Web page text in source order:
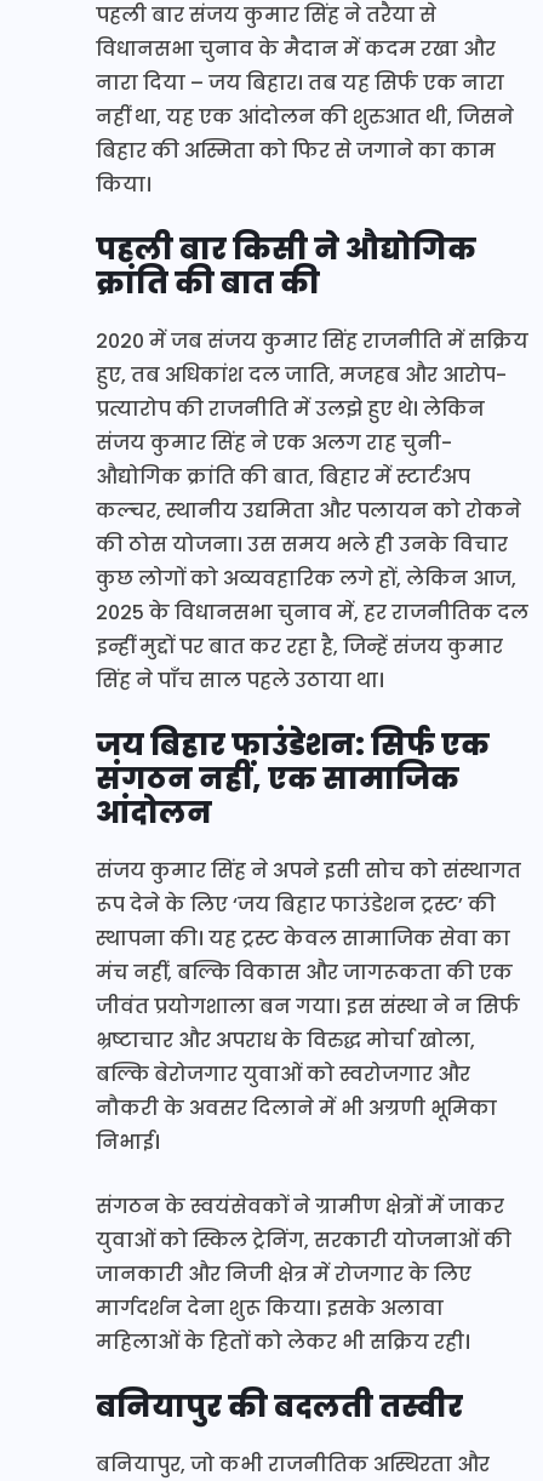
पहली बार संजय कुमार सिंह ने तरैया से
विधानसभा चुनाव के मैदान में कदम रखा और
नारा दिया – जय बिहार। तब यह सिर्फ एक नारा
नहीं था, यह एक आंदोलन की शुरुआत थी, जिसने
बिहार की अस्मिता को फिर से जगाने का काम
किया।
पहली बार किसी ने औद्योगिक
क्रांति की बात की
2020 में जब संजय कुमार सिंह राजनीति में सक्रिय
हुए, तब अधिकांश दल जाति, मजहब और आरोप-
प्रत्यारोप की राजनीति में उलझे हुए थे। लेकिन
संजय कुमार सिंह ने एक अलग राह चुनी-
औद्योगिक क्रांति की बात, बिहार में स्टार्टअप
कल्चर, स्थानीय उद्यमिता और पलायन को रोकने
की ठोस योजना। उस समय भले ही उनके विचार
कुछ लोगों को अव्यवहारिक लगे हों, लेकिन आज,
2025 के विधानसभा चुनाव में, हर राजनीतिक दल
इन्हीं मुद्दों पर बात कर रहा है, जिन्हें संजय कुमार
सिंह ने पाँच साल पहले उठाया था।
जय बिहार फाउंडेशन: सिर्फ एक
संगठन नहीं, एक सामाजिक
आंदोलन
संजय कुमार सिंह ने अपने इसी सोच को संस्थागत
रूप देने के लिए ‘जय बिहार फाउंडेशन ट्रस्ट’ की
स्थापना की। यह ट्रस्ट केवल सामाजिक सेवा का
मंच नहीं, बल्कि विकास और जागरूकता की एक
जीवंत प्रयोगशाला बन गया। इस संस्था ने न सिर्फ
भ्रष्टाचार और अपराध के विरुद्ध मोर्चा खोला,
बल्कि बेरोजगार युवाओं को स्वरोजगार और
नौकरी के अवसर दिलाने में भी अग्रणी भूमिका
निभाई।
संगठन के स्वयंसेवकों ने ग्रामीण क्षेत्रों में जाकर
युवाओं को स्किल ट्रेनिंग, सरकारी योजनाओं की
जानकारी और निजी क्षेत्र में रोजगार के लिए
मार्गदर्शन देना शुरू किया। इसके अलावा
महिलाओं के हितों को लेकर भी सक्रिय रही।
बनियापुर की बदलती तस्वीर
बनियापुर, जो कभी राजनीतिक अस्थिरता और